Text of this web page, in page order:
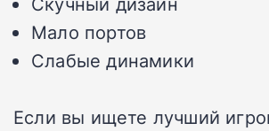
Мало портов
Слабые динамики
Если вы ищете лучший